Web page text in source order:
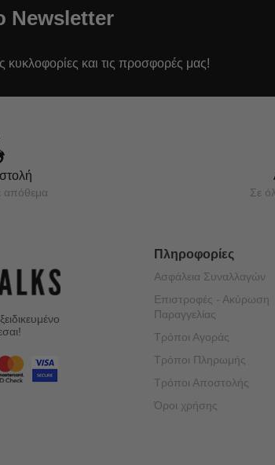
Newsletter
κυκλοφορίες και τις προσφορές μας!
απόθεμα Σε
Πληροφορίες
Ασφάλεια Συναλλαγών
Επιστροφές - Ακύρωση
Παραγγελίας
Τρόποι Αγοράς
Τρόποι Πληρωμής
Τρόποι Αποστολής
Όροι χρήσης